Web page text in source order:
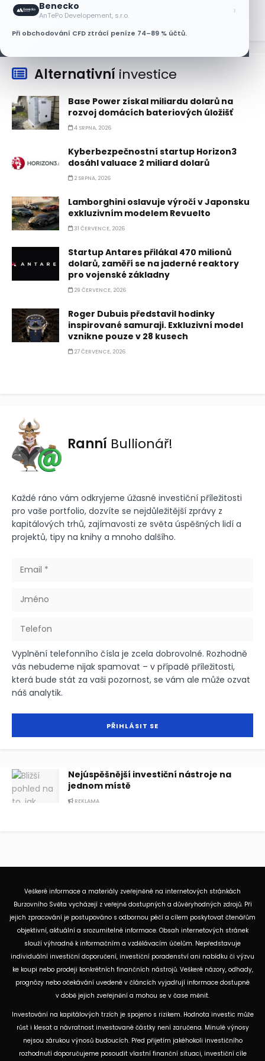
Benecko
AnTePo Developement, s.r.o. ›
Při obchodování CFD ztrácí peníze 74–89 % účtů.
Alternativní investice
Base Power získal miliardu dolarů na
rozvoj domácích bateriových úložišť
4 SRPNA, 2026
Kyberbezpečnostní startup Horizon3
dosáhl valuace 2 miliard dolarů
2 SRPNA, 2026
Lamborghini oslavuje výročí v Japonsku
exkluzivním modelem Revuelto
31 ČERVENCE, 2026
Startup Antares přilákal 470 milionů
dolarů, zaměří se na jaderné reaktory
pro vojenské základny
29 ČERVENCE, 2026
Roger Dubuis představil hodinky
inspirované samuraji. Exkluzivní model
vznikne pouze v 28 kusech
27 ČERVENCE, 2026
Ranní Bullionář!
Každé ráno vám odkryjeme úžasné investiční příležitosti
pro vaše portfolio, dozvíte se nejdůležitější zprávy z
kapitálových trhů, zajímavosti ze světa úspěšných lidí a
projektů, tipy na knihy a mnoho dalšího.
Vyplnění telefonního čísla je zcela dobrovolné. Rozhodně
vás nebudeme nijak spamovat – v případě příležitosti,
která bude stát za vaši pozornost, se vám ale může ozvat
náš analytik.
Nejúspěšnější investiční nástroje na
jednom místě
REKLAMA
Veškeré informace a materiály zveřejněné na internetových stránkách
Burzovního Světa vycházejí z veřejně dostupných a důvěryhodných zdrojů. Při
jejich zpracování je postupováno s odbornou péčí a cílem poskytovat čtenářům
objektivní, aktuální a srozumitelné informace. Obsah internetových stránek
slouží výhradně k informačním a vzdělávacím účelům. Nepředstavuje
individuální investiční doporučení, investiční poradenství ani nabídku či výzvu
ke koupi nebo prodeji konkrétních finančních nástrojů. Veškeré názory, odhady,
prognózy nebo očekávání uvedené v článcích vyjadřují informace dostupné
v době jejich zveřejnění a mohou se v čase měnit.
Investování na kapitálových trzích je spojeno s rizikem. Hodnota investic může
růst i klesat a návratnost investované částky není zaručena. Minulé výnosy
nejsou zárukou výnosů budoucích. Před přijetím jakéhokoli investičního
rozhodnutí doporučujeme posoudit vlastní finanční situaci, investiční cíle